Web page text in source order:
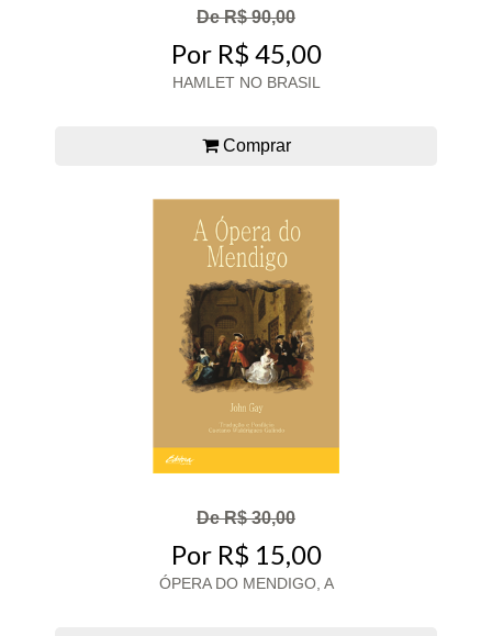
De R$ 90,00
Por R$ 45,00
HAMLET NO BRASIL
Comprar
De R$ 30,00
Por R$ 15,00
ÓPERA DO MENDIGO, A